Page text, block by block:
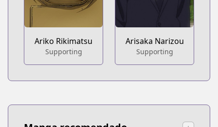
Ariko Rikimatsu
Supporting
Arisaka Narizou
Supporting